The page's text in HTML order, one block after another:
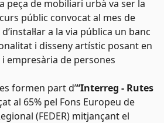
peça de mobiliari urbà va ser la
públic convocat al mes de
a la via pública un banc
i disseny artístic posant en
empresària de persones
formen part d’“Interreg - Rutes
al 65% pel Fons Europeu de
(FEDER) mitjançant el